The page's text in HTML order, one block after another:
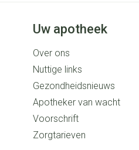
Uw apotheek
Over ons
Nuttige links
Gezondheidsnieuws
Apotheker van wacht
Voorschrift
Zorgtarieven